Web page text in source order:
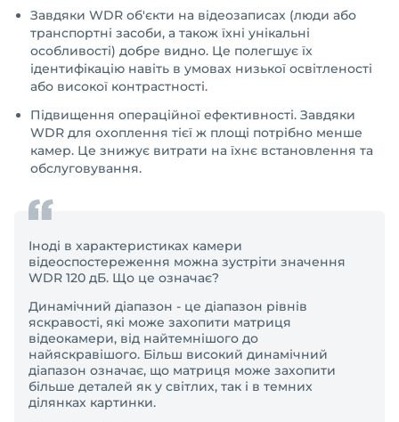
Завдяки WDR об'єкти на відеозаписах (люди або
транспортні засоби, а також їхні унікальні
особливості) добре видно. Це полегшує їх
ідентифікацію навіть в умовах низької освітленості
або високої контрастності.
Підвищення операційної ефективності. Завдяки
WDR для охоплення тієї ж площі потрібно менше
камер. Це знижує витрати на їхнє встановлення та
обслуговування.
Іноді в характеристиках камери
відеоспостереження можна зустріти значення
WDR 120 дБ. Що це означає?
Динамічний діапазон - це діапазон рівнів
яскравості, які може захопити матриця
відеокамери, від найтемнішого до
найяскравішого. Більш високий динамічний
діапазон означає, що матриця може захопити
більше деталей як у світлих, так і в темних
ділянках картинки.